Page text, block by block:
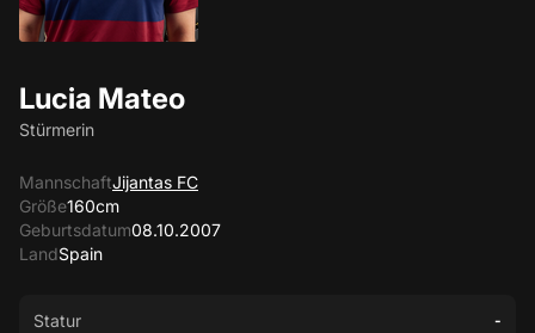
Lucia Mateo
Stürmerin
MannschaftJijantas FC
Größe160cm
Geburtsdatum08.10.2007
LandSpain
Statur -